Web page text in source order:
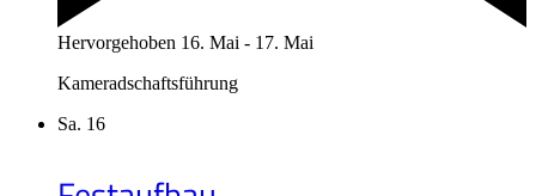
Hervorgehoben 16. Mai - 17. Mai
Kameradschaftsführung
Sa. 16